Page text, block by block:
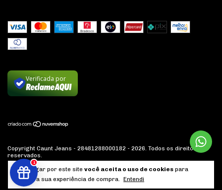
Ao navegar por este site você aceita o uso de cookies para
agilizar a sua experiência de compra. Entendi
Verificada por
Copyright Caunt Jeans - 28481288000182 - 2026. Todos os direitos
reservados.
1